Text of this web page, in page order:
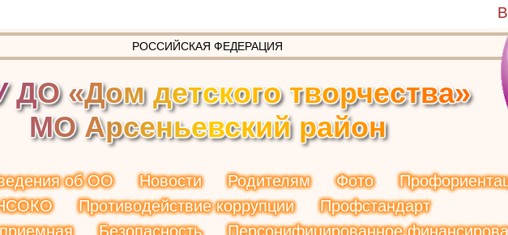
РОССИЙСКАЯ ФЕДЕРАЦИЯ
ДО «Дом детского творчества»
МО Арсеньевский район
об ОО Новости Родителям Фото
Противодействие коррупции
Профстандарт
Безопасность
Персонифицированное